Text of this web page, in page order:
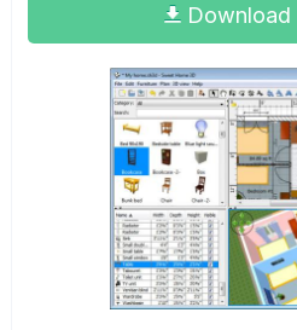
Download